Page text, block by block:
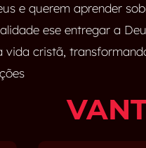
e querem aprender
ese entregar a
cristã,